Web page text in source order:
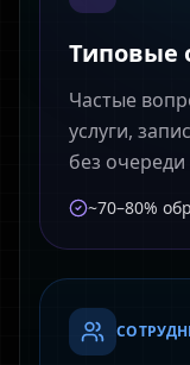
Типовые
Частые
услуги,
без
~70–80%